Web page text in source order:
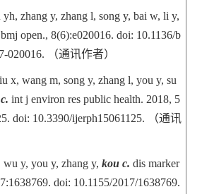
zhang y, zhang l, song y, bai w, li y,
bmj open., 8(6):e020016. doi: 10.1136/b
020016.
（通讯作者）
x, wang m, song y, zhang l, you y, su
int j environ res public health. 2018, 5
doi: 10.3390/ijerph15061125.
（通讯
y, you y, zhang y, kou c. dis marker
doi: 10.1155/2017/1638769.